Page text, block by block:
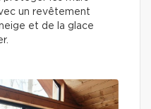
un revêtement
et de la glace